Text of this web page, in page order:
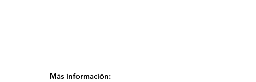
Más información: